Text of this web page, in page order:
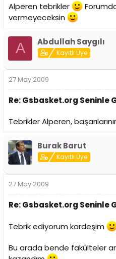
Alperen tebrikler
vermeyeceksin
A Abdullah Saygılı
Kayıtlı Üye
27 May 2009
Re: Gsbasket.org Seninle
Tebrikler Alperen,
Burak Barut
Kayıtlı Üye
27 May 2009
Re: Gsbasket.org Seninle
Tebrik ediyorum kardeşim
Bu arada bende fakülteler